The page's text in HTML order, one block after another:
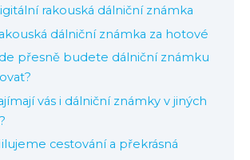
rakouská dálniční známka
dálniční známka za hotové
přesně budete dálniční známku
vás i dálniční známky v jiných
cestování a překrásná